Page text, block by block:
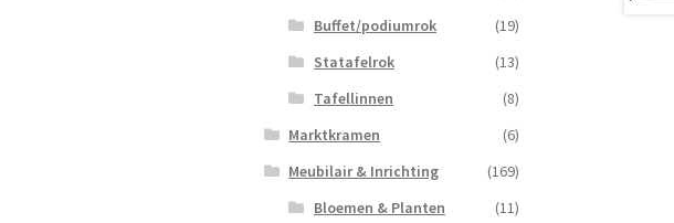
Buffet/podiumrok
(19)
Statafelrok
(13)
Tafellinnen
(8)
Marktkramen
(6)
Meubilair & Inrichting
(169)
Bloemen & Planten
(11)